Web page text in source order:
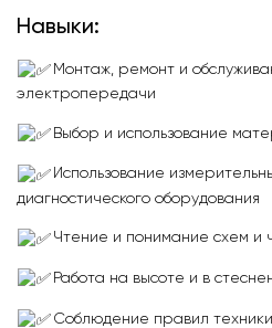
Навыки:
Монтаж, ремонт и
электропередачи
Выбор и использование
Использование
диагностического оборудования
Чтение и понимание схем и
Работа на высоте и в
Соблюдение правил техники